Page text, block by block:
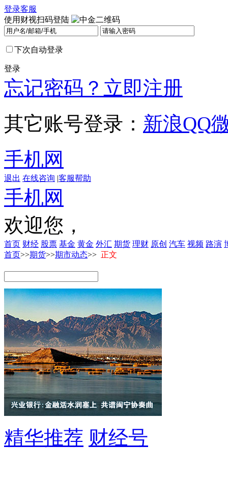
登录客服
使用财视扫码登陆
下次自动登录
登录
忘记密码？ 立即注册
其它账号登录： 新浪QQ
手机网
退出 在线咨询 |客服帮助
手机网
欢迎您，
首页 财经 股票 基金 黄金 外汇 期货 理财 原创 汽车 视频 路演
首页>>期货>>期市动态>> 正文
精华推荐 财经号